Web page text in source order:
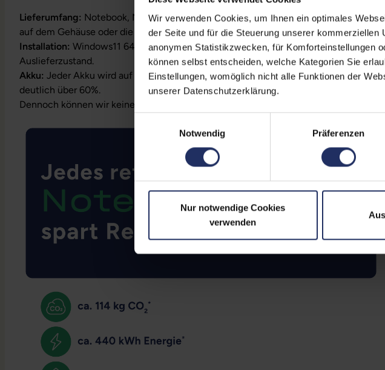
Wir verwenden Cookies, um Ihnen ein optimales
der Seite und für die Steuerung unserer
anonymen Statistikzwecken, für Komforteinstellungen
können selbst entscheiden, welche Kategorien Sie
Einstellungen, womöglich nicht alle Funktionen der
unserer Datenschutzerklärung.
Notwendig
Präferenzen
Nur notwendige Cookies
verwenden
Lieferumfang: Notebook, Netzteil, Akku, Produktschlüssel (Der Aufkleber befindet
auf dem Gehäuse oder die Lizenz ist bereits digital hinterlegt)
Installation: Windows11 64Bit vorinstalliert inklusive Wiederherstellungsmöglichkeit
Auslieferzustand.
Akku: Jeder Akku wird auf Funktion geprüft. Die Akku-Kapazität liegt im Normalfall
deutlich über 60%.
Dennoch können wir keine Garantieleistungen auf Akkulaufzeiten übernehmen.